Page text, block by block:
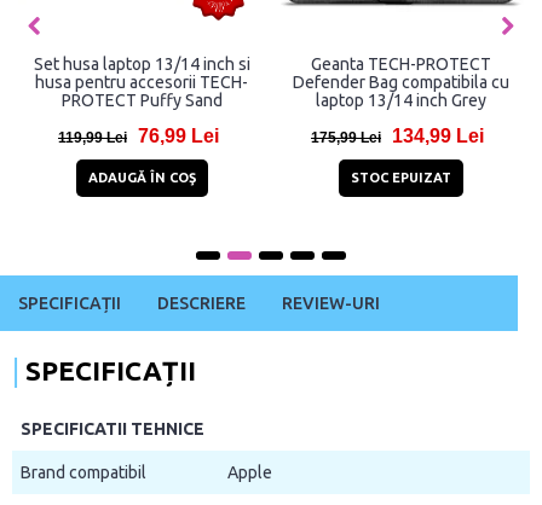
Husa Guess 4G Big Logo
compatibila cu laptop 13 inch
Gray
253,92 Lei 120,92 Lei
ADAUGĂ ÎN COŞ
Husa Guess Quilted
compatibila cu laptop 13 inch
Black
164,99 Lei 107,99 Lei
ADAUGĂ ÎN COŞ
SPECIFICAȚII DESCRIERE REVIEW-URI
SPECIFICAȚII
SPECIFICATII TEHNICE
Brand compatibil Apple